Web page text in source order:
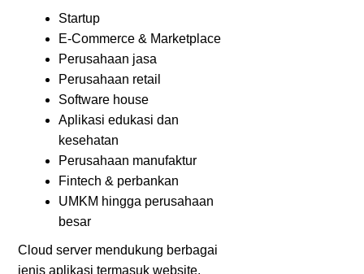
Startup
E-Commerce & Marketplace
Perusahaan jasa
Perusahaan retail
Software house
Aplikasi edukasi dan
kesehatan
Perusahaan manufaktur
Fintech & perbankan
UMKM hingga perusahaan
besar
Cloud server mendukung berbagai
jenis aplikasi termasuk website,